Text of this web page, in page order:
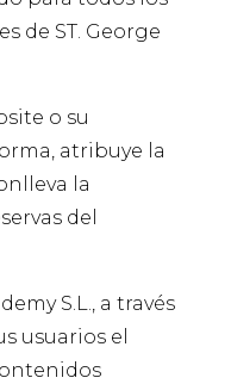
de ST. George
o su
atribuye la
la
del
S.L., a través
usuarios el